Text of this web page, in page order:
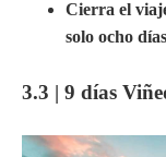
Cierra el
solo ocho
3.3 | 9 días